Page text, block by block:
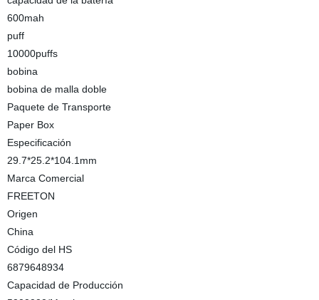
600mah
puff
10000puffs
bobina
bobina de malla doble
Paquete de Transporte
Paper Box
Especificación
29.7*25.2*104.1mm
Marca Comercial
FREETON
Origen
China
Código del HS
6879648934
Capacidad de Producción